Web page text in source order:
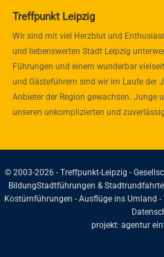
Treffpunkt Leipzig
Wir sind mit viel Herzblut und
und liebenswerten Stadt Leipzig
Führungen und einem wunderbar
und Gästeführern sind wir im Laufe der
Anbieter der Region gewachsen. Junge
unseren unkomplizierten und
© 2003-2026 - Treffpunkt-Leipzig -
BildungStadtführungen &
Kostümführungen - Ausflüge ins Umland -
projekt: agentur